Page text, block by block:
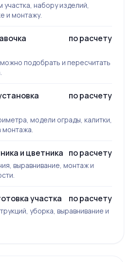
набору изделий,
и монтажу.
по расчету
подобрать и пересчитать
по расчету
модели ограды, калитки,
монтажа.
и цветника по расчету
выравнивание, монтаж и
участка по расчету
уборка, выравнивание и